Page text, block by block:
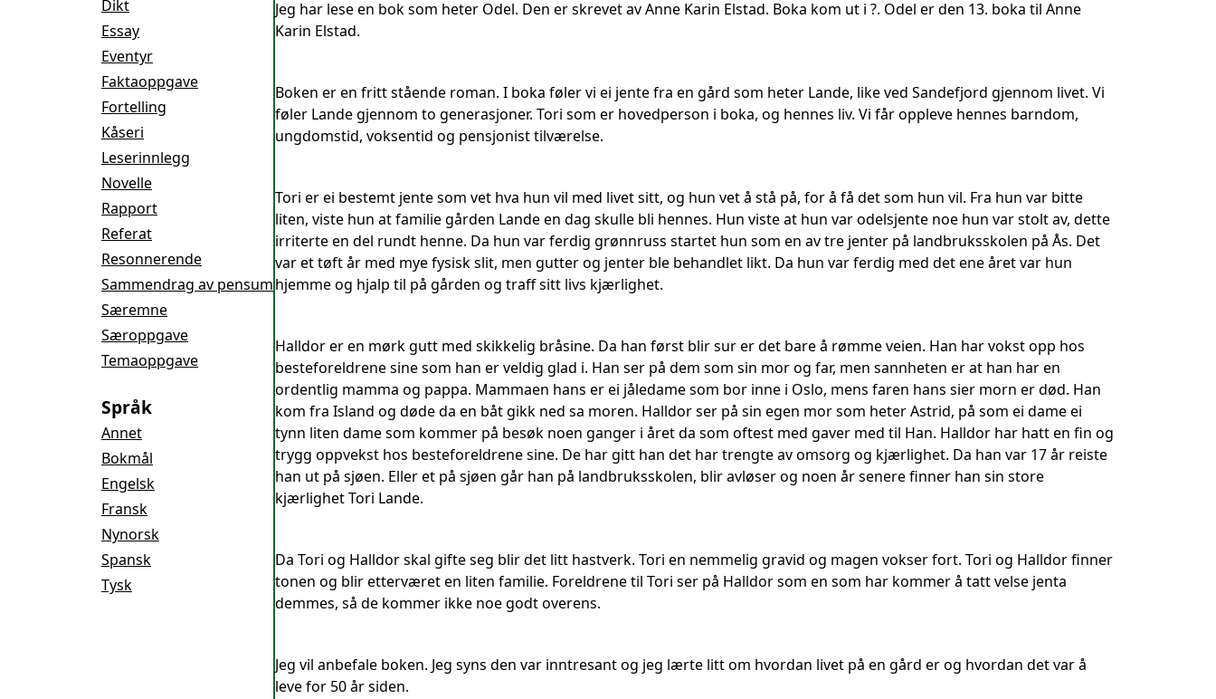
Dikt
Essay
Eventyr
Faktaoppgave
Fortelling
Kåseri
Leserinnlegg
Novelle
Rapport
Referat
Resonnerende
Sammendrag av pensum
Særemne
Særoppgave
Temaoppgave
Språk
Annet
Bokmål
Engelsk
Fransk
Nynorsk
Spansk
Tysk
Jeg har lese en bok som heter Odel. Den er skrevet av Anne Karin Elstad. Boka kom ut i ?. Odel er den 13. boka til Anne
Karin Elstad.
Boken er en fritt stående roman. I boka føler vi ei jente fra en gård som heter Lande, like ved Sandefjord gjennom livet. Vi
føler Lande gjennom to generasjoner. Tori som er hovedperson i boka, og hennes liv. Vi får oppleve hennes barndom,
ungdomstid, voksentid og pensjonist tilværelse.
Tori er ei bestemt jente som vet hva hun vil med livet sitt, og hun vet å stå på, for å få det som hun vil. Fra hun var bitte
liten, viste hun at familie gården Lande en dag skulle bli hennes. Hun viste at hun var odelsjente noe hun var stolt av, dette
irriterte en del rundt henne. Da hun var ferdig grønnruss startet hun som en av tre jenter på landbruksskolen på Ås. Det
var et tøft år med mye fysisk slit, men gutter og jenter ble behandlet likt. Da hun var ferdig med det ene året var hun
hjemme og hjalp til på gården og traff sitt livs kjærlighet.
Halldor er en mørk gutt med skikkelig bråsine. Da han først blir sur er det bare å rømme veien. Han har vokst opp hos
besteforeldrene sine som han er veldig glad i. Han ser på dem som sin mor og far, men sannheten er at han har en
ordentlig mamma og pappa. Mammaen hans er ei jåledame som bor inne i Oslo, mens faren hans sier morn er død. Han
kom fra Island og døde da en båt gikk ned sa moren. Halldor ser på sin egen mor som heter Astrid, på som ei dame ei
tynn liten dame som kommer på besøk noen ganger i året da som oftest med gaver med til Han. Halldor har hatt en fin og
trygg oppvekst hos besteforeldrene sine. De har gitt han det har trengte av omsorg og kjærlighet. Da han var 17 år reiste
han ut på sjøen. Eller et på sjøen går han på landbruksskolen, blir avløser og noen år senere finner han sin store
kjærlighet Tori Lande.
Da Tori og Halldor skal gifte seg blir det litt hastverk. Tori en nemmelig gravid og magen vokser fort. Tori og Halldor finner
tonen og blir etterværet en liten familie. Foreldrene til Tori ser på Halldor som en som har kommer å tatt velse jenta
demmes, så de kommer ikke noe godt overens.
Jeg vil anbefale boken. Jeg syns den var inntresant og jeg lærte litt om hvordan livet på en gård er og hvordan det var å
leve for 50 år siden.